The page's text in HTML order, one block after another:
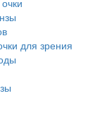
для зрения